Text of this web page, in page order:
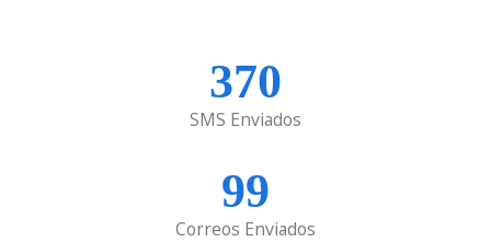
370
SMS Enviados
99
Correos Enviados